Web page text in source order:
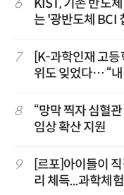
6
KIST, 기존 반도
는 '광반도체 BCI
7
[K-과학인재 고
위도 잊었다… “
8
“망막 찍자 심혈
임상 확산 지원
9
[르포]아이들이
리 체득...과학체